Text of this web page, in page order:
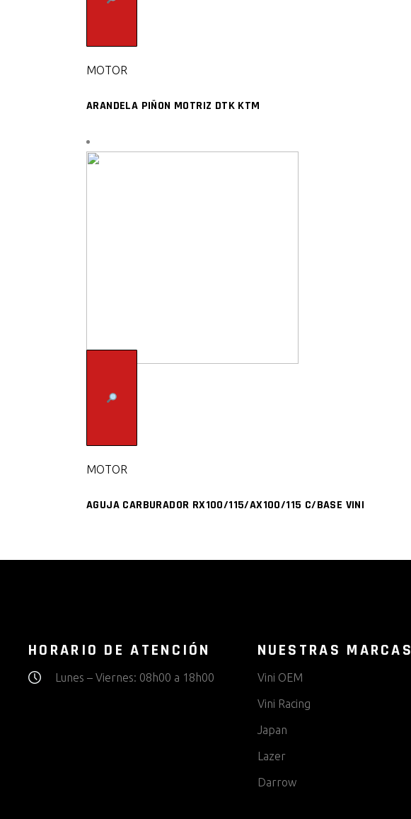
MOTOR
ARANDELA PIÑON MOTRIZ DTK KTM
MOTOR
AGUJA CARBURADOR RX100/115/AX100/115 C/BASE VINI
HORARIO DE ATENCIÓN
Lunes – Viernes: 08h00 a 18h00
NUESTRAS MARCAS
Vini OEM
Vini Racing
Japan
Lazer
Darrow